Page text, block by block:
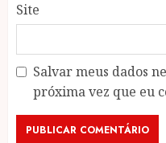
Site
Salvar meus dados
próxima vez que eu